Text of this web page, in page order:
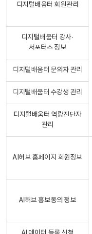
디지털배움터 회원관리
디지털배움터 강사·
서포터즈 정보
디지털배움터 문의자 관리
디지털배움터 수강생 관리
디지털배움터 역량진단자
관리
AI허브 홈페이지 회원정보
AI허브 홍보동의 정보